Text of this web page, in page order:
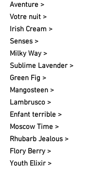
Aventure >
Votre nuit​ >
Irish Cream >
Senses >
Milky Way >
Sublime Lavender >
Green Fig >
Mangosteen >
Lambrusco >
Enfant terrible >
Moscow Time >
Rhubarb Jealous >
Flory Berry >
Youth Elixir >